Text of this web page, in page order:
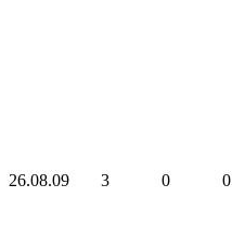
26.08.09 3 0 0